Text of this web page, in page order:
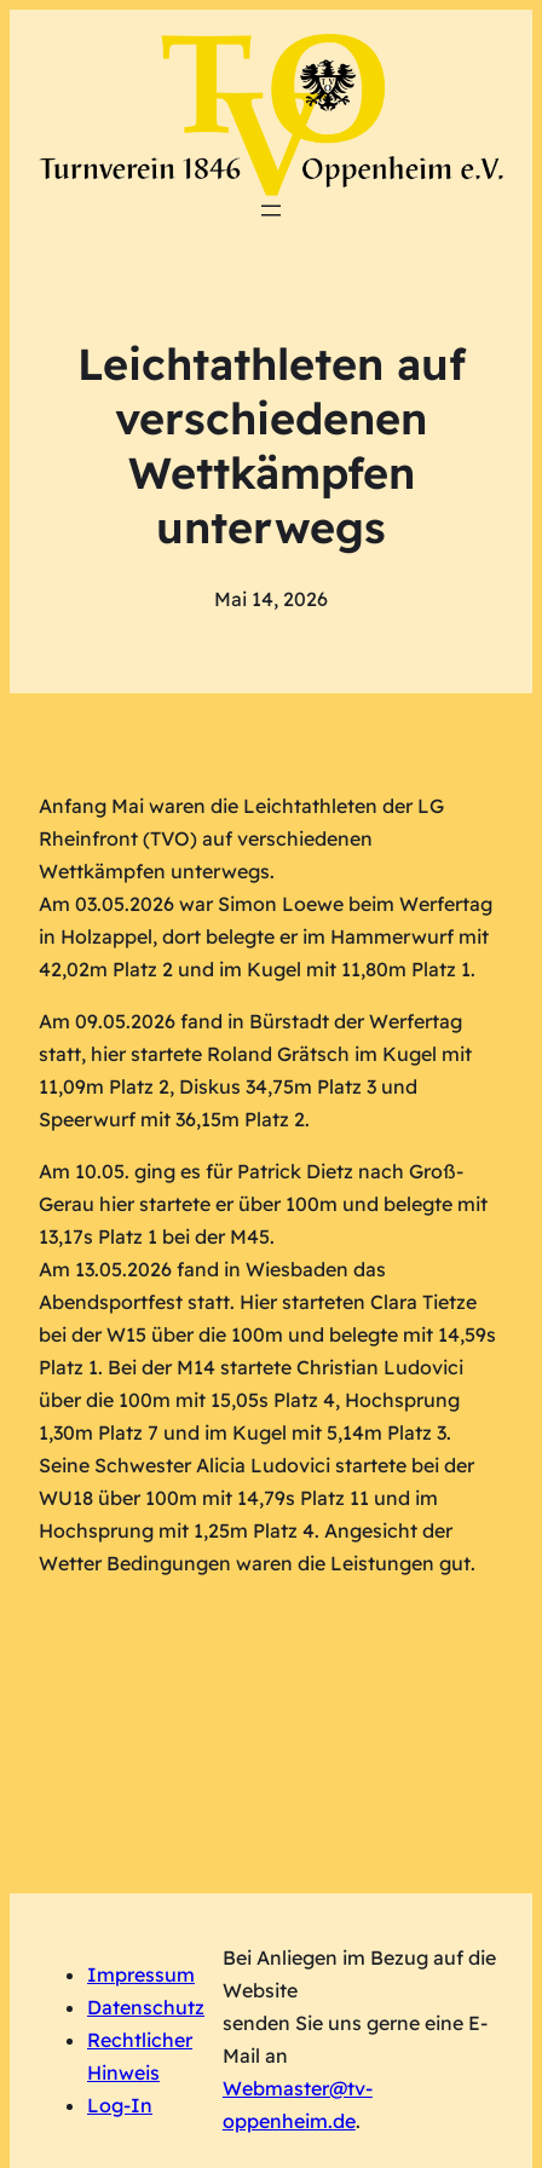
Leichtathleten auf
verschiedenen
Wettkämpfen
unterwegs
Mai 14, 2026
Anfang Mai waren die Leichtathleten der LG
Rheinfront (TVO) auf verschiedenen
Wettkämpfen unterwegs.
Am 03.05.2026 war Simon Loewe beim Werfertag
in Holzappel, dort belegte er im Hammerwurf mit
42,02m Platz 2 und im Kugel mit 11,80m Platz 1.
Am 09.05.2026 fand in Bürstadt der Werfertag
statt, hier startete Roland Grätsch im Kugel mit
11,09m Platz 2, Diskus 34,75m Platz 3 und
Speerwurf mit 36,15m Platz 2.
Am 10.05. ging es für Patrick Dietz nach Groß-
Gerau hier startete er über 100m und belegte mit
13,17s Platz 1 bei der M45.
Am 13.05.2026 fand in Wiesbaden das
Abendsportfest statt. Hier starteten Clara Tietze
bei der W15 über die 100m und belegte mit 14,59s
Platz 1. Bei der M14 startete Christian Ludovici
über die 100m mit 15,05s Platz 4, Hochsprung
1,30m Platz 7 und im Kugel mit 5,14m Platz 3.
Seine Schwester Alicia Ludovici startete bei der
WU18 über 100m mit 14,79s Platz 11 und im
Hochsprung mit 1,25m Platz 4. Angesicht der
Wetter Bedingungen waren die Leistungen gut.
Impressum
Datenschutz
Rechtlicher
Hinweis
Log-In
Bei Anliegen im Bezug auf die
Website
senden Sie uns gerne eine E-
Mail an
Webmaster@tv-
oppenheim.de.